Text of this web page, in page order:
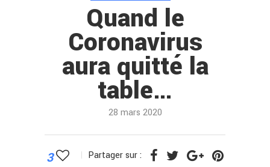
Quand le
Coronavirus
aura quitté la
table…
28 mars 2020
3 Partager sur :